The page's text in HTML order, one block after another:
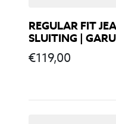
REGULAR FIT
SLUITING |
€119,00